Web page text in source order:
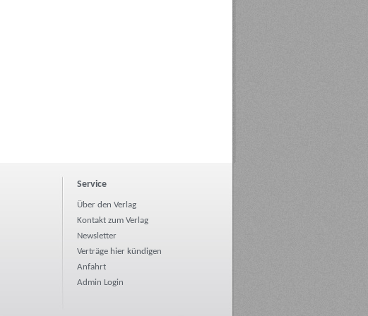
Service
Über den Verlag
Kontakt zum Verlag
Newsletter
Verträge hier kündigen
Anfahrt
Admin Login